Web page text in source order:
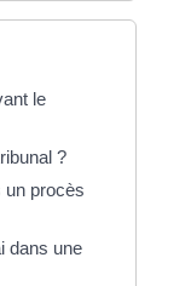
le
?
un procès
dans une